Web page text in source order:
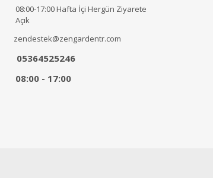
08:00-17:00 Hafta İçi Hergün Ziyarete
Açık
zendestek@zengardentr.com
05364525246
08:00 - 17:00